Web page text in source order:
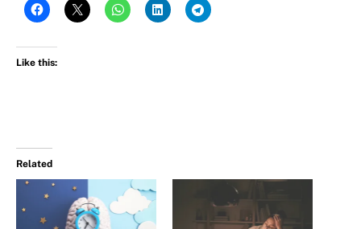
Like this:
Related